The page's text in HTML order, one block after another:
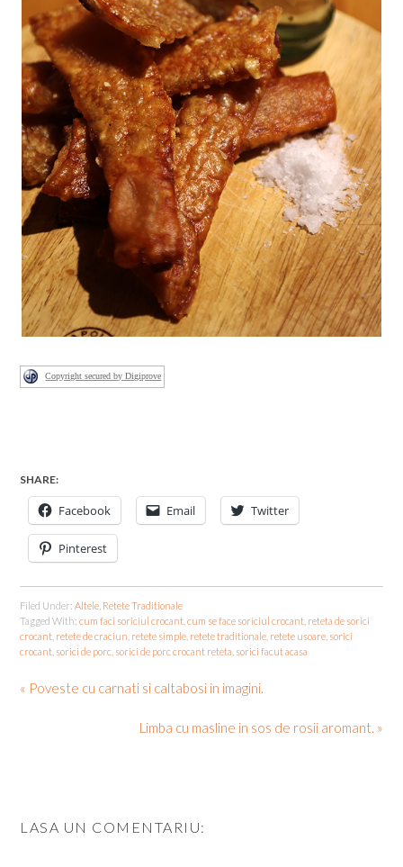
Copyright secured by Digiprove
SHARE:
Facebook Email Twitter
Pinterest
Filed Under:Altele Retete Traditionale
Tagged With:cum faci soriciul crocant ,cum se face soriciul crocant reteta de sorici
crocant retete de craciun retete simple retete traditionale retete usoare sorici
crocant sorici de porc sorici de porc crocant reteta sorici facut acasa
« Poveste cu carnati si caltabosi in imagini.
Limba cu masline in sos de rosii aromant. »
LASA UN COMENTARIU: